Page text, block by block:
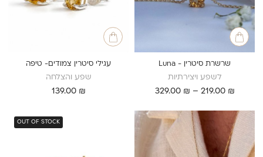
שרשרת סיטרין - Luna
לשפע ויצירתיות
219.00 ₪
–
329.00 ₪
טווח
עגילי סיטרין צמודים- טיפה
שפע והצלחה
139.00 ₪
OUT OF STOCK